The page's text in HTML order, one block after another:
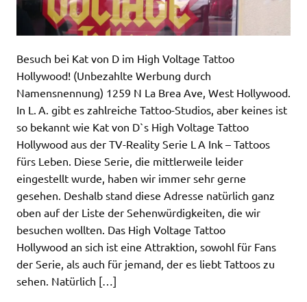
Besuch bei Kat von D im High Voltage Tattoo
Hollywood! (Unbezahlte Werbung durch
Namensnennung) 1259 N La Brea Ave, West Hollywood.
In L. A. gibt es zahlreiche Tattoo-Studios, aber keines ist
so bekannt wie Kat von D`s High Voltage Tattoo
Hollywood aus der TV-Reality Serie L A Ink – Tattoos
fürs Leben. Diese Serie, die mittlerweile leider
eingestellt wurde, haben wir immer sehr gerne
gesehen. Deshalb stand diese Adresse natürlich ganz
oben auf der Liste der Sehenwürdigkeiten, die wir
besuchen wollten. Das High Voltage Tattoo
Hollywood an sich ist eine Attraktion, sowohl für Fans
der Serie, als auch für jemand, der es liebt Tattoos zu
sehen. Natürlich […]